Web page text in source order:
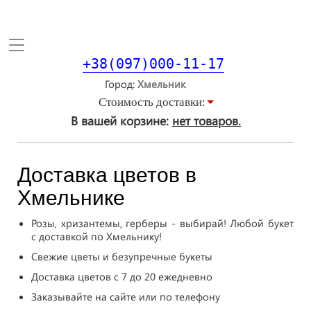
Toggle
+38(097)000-11-17
Город
Стоимость доставки:
В вашей корзине: нет товаров.
Доставка цветов в
Хмельнике
Розы, хризантемы, герберы - выбирай! Любой букет
с доставкой по Хмельнику!
Свежие цветы и безупречные букеты
Доставка цветов с 7 до 20 ежедневно
Заказывайте на сайте или по телефону